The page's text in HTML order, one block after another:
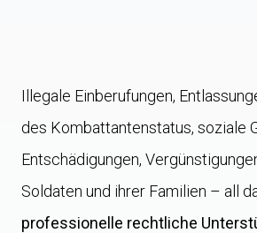
Illegale Einberufungen,
des Kombattantenstatus, soziale
Entschädigungen,
Soldaten und ihrer Familien – all
professionelle rechtliche